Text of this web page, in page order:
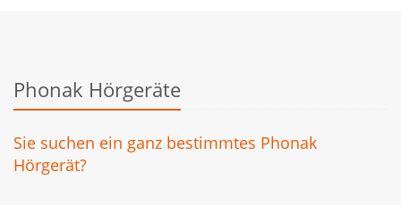
Phonak Hörgeräte
Sie suchen ein ganz bestimmtes Phonak
Hörgerät?